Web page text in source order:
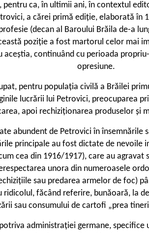
ca, în ultimii ani, în contextul
a cărei primă ediție, elaborată
(decan al Baroului Brăila de-a
poziție a fost martorul celor mai
continuând cu perioada
opresiune.
pentru populația civilă a Brăilei
lucrării lui Petrovici, preocuparea
apoi rechiziționarea produselor și
abundent de Petrovici în însemnările
principale au fost dictate de
cea din 1916/1917), care au
unora din numeroasele
sau predarea armelor de foc)
făcând referire, bunăoară, la
sau consumului de cartofi „prea
administrației germane,